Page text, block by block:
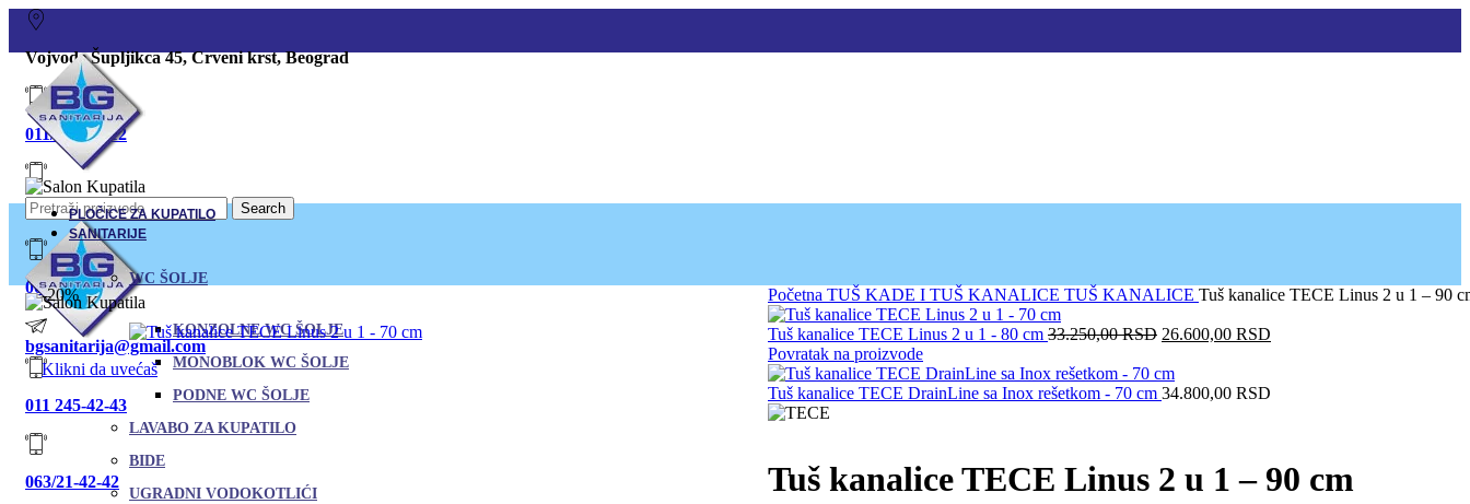
Vojvode Šupljikca 45, Crveni krst, Beograd
011/380-80-12
011/245-42-43
063/21-42-42
bgsanitarija@gmail.com
011 245-42-43
063/21-42-42
Search
PLOČICE ZA KUPATILO
SANITARIJE
WC ŠOLJE
KONZOLNE WC ŠOLJE
MONOBLOK WC ŠOLJE
PODNE WC ŠOLJE
LAVABO ZA KUPATILO
BIDE
UGRADNI VODOKOTLIĆI
-20%
Klikni da uvećaš
Početna TUŠ KADE I TUŠ KANALICE TUŠ KANALICE Tuš kanalice TECE Linus 2 u 1 – 90
Tuš kanalice TECE Linus 2 u 1 - 80 cm 33.250,00RSD Originalna
je
bila:
26.600,00 RSD
Povratak na proizvode
Tuš kanalice TECE DrainLine sa Inox rešetkom - 70 cm 34.800,00 RSD
Tuš kanalice TECE Linus 2 u 1 – 90 cm